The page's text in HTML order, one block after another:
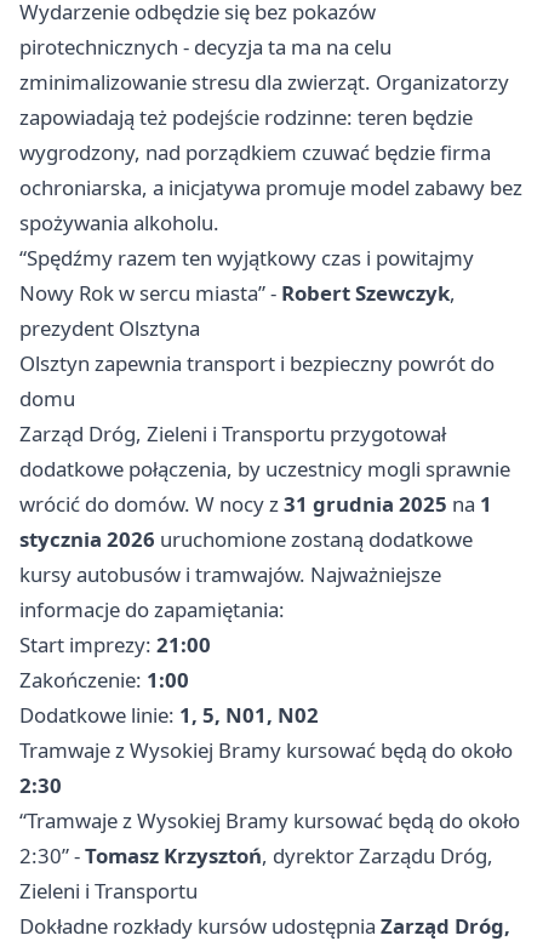
Wydarzenie odbędzie się bez pokazów
pirotechnicznych - decyzja ta ma na celu
zminimalizowanie stresu dla zwierząt. Organizatorzy
zapowiadają też podejście rodzinne: teren będzie
wygrodzony, nad porządkiem czuwać będzie firma
ochroniarska, a inicjatywa promuje model zabawy bez
spożywania alkoholu.
“Spędźmy razem ten wyjątkowy czas i powitajmy
Nowy Rok w sercu miasta” - Robert Szewczyk,
prezydent Olsztyna
Olsztyn zapewnia transport i bezpieczny powrót do
domu
Zarząd Dróg, Zieleni i Transportu przygotował
dodatkowe połączenia, by uczestnicy mogli sprawnie
wrócić do domów. W nocy z31 grudnia 2025 na 1
stycznia 2026 uruchomione zostaną dodatkowe
kursy autobusów i tramwajów. Najważniejsze
informacje do zapamiętania:
Start imprezy: 21:00
Zakończenie: 1:00
Dodatkowe linie: 1, 5, N01, N02
Tramwaje z Wysokiej Bramy kursować będą do około
2:30
“Tramwaje z Wysokiej Bramy kursować będą do około
2:30” -Tomasz Krzysztoń, dyrektor Zarządu Dróg,
Zieleni i Transportu
Dokładne rozkłady kursów udostępnia Zarząd Dróg,